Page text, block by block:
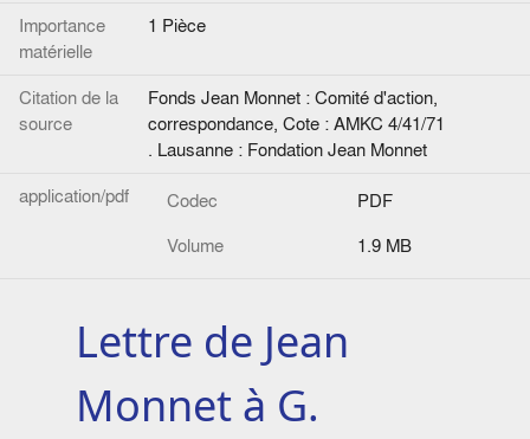
Importance
matérielle
1 Pièce
Citation de la
source
Fonds Jean Monnet : Comité d'action,
correspondance, Cote : AMKC 4/41/71
. Lausanne : Fondation Jean Monnet
application/pdf
Codec
PDF
Volume
1.9 MB
Lettre de Jean
Monnet à G.